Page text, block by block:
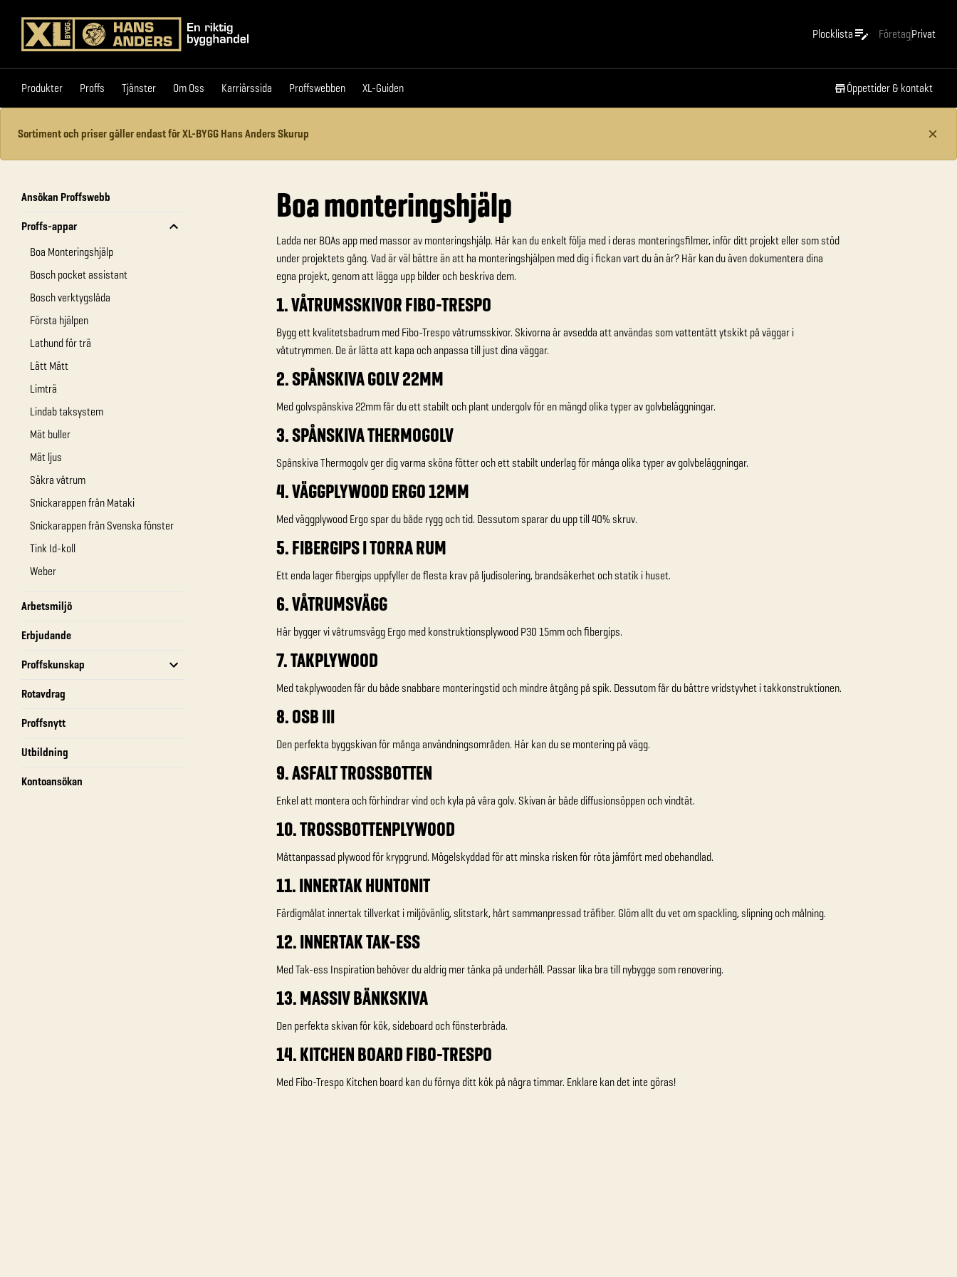
Plocklista FöretagPrivat
Produkter Proffs Tjänster Om Oss Karriärssida Proffswebben XL-Guiden Öppettider & kontakt
Produkter Proffs Tjänster
Sortiment och priser gäller endast för XL-BYGG Hans Anders Skurup
Ansökan Proffswebb
Proffs-appar
Boa Monteringshjälp
Bosch pocket assistant
Bosch verktygslåda
Första hjälpen
Lathund för trä
Lätt Mätt
Limträ
Lindab taksystem
Mät buller
Mät ljus
Säkra våtrum
Snickarappen från Mataki
Snickarappen från Svenska fönster
Tink Id-koll
Weber
Arbetsmiljö
Erbjudande
Proffskunskap
Rotavdrag
Proffsnytt
Utbildning
Kontoansökan
Boa monteringshjälp
Ladda ner BOAs app med massor av monteringshjälp. Här kan du enkelt följa med i deras monteringsfilmer, inför ditt projekt eller som stöd
under projektets gång. Vad är väl bättre än att ha monteringshjälpen med dig i fickan vart du än är? Här kan du även dokumentera dina
egna projekt, genom att lägga upp bilder och beskriva dem.
1. VÅTRUMSSKIVOR FIBO-TRESPO
Bygg ett kvalitetsbadrum med Fibo-Trespo våtrumsskivor. Skivorna är avsedda att användas som vattentätt ytskikt på väggar i
våtutrymmen. De är lätta att kapa och anpassa till just dina väggar.
2. SPÅNSKIVA GOLV 22MM
Med golvspånskiva 22mm får du ett stabilt och plant undergolv för en mängd olika typer av golvbeläggningar.
3. SPÅNSKIVA THERMOGOLV
Spånskiva Thermogolv ger dig varma sköna fötter och ett stabilt underlag för många olika typer av golvbeläggningar.
4. VÄGGPLYWOOD ERGO 12MM
Med väggplywood Ergo spar du både rygg och tid. Dessutom sparar du upp till 40% skruv.
5. FIBERGIPS I TORRA RUM
Ett enda lager fibergips uppfyller de flesta krav på ljudisolering, brandsäkerhet och statik i huset.
6. VÅTRUMSVÄGG
Här bygger vi våtrumsvägg Ergo med konstruktionsplywood P30 15mm och fibergips.
7. TAKPLYWOOD
Med takplywooden får du både snabbare monteringstid och mindre åtgång på spik. Dessutom får du bättre vridstyvhet i takkonstruktionen.
8. OSB III
Den perfekta byggskivan för många användningsområden. Här kan du se montering på vägg.
9. ASFALT TROSSBOTTEN
Enkel att montera och förhindrar vind och kyla på våra golv. Skivan är både diffusionsöppen och vindtät.
10. TROSSBOTTENPLYWOOD
Måttanpassad plywood för krypgrund. Mögelskyddad för att minska risken för röta jämfört med obehandlad.
11. INNERTAK HUNTONIT
Färdigmålat innertak tillverkat i miljövänlig, slitstark, hårt sammanpressad träfiber. Glöm allt du vet om spackling, slipning och målning.
12. INNERTAK TAK-ESS
Med Tak-ess Inspiration behöver du aldrig mer tänka på underhåll. Passar lika bra till nybygge som renovering.
13. MASSIV BÄNKSKIVA
Den perfekta skivan för kök, sideboard och fönsterbräda.
14. KITCHEN BOARD FIBO-TRESPO
Med Fibo-Trespo Kitchen board kan du förnya ditt kök på några timmar. Enklare kan det inte göras!